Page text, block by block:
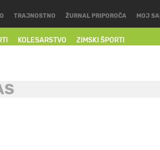
KOLESARSTVO ZIMSKI ŠPORTI
TRAJNOSTNO ŽURNAL PRIPOROČA MOJ